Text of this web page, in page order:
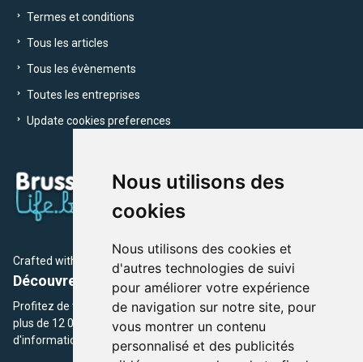
Nous utilisons des
cookies
Nous utilisons des cookies et
d'autres technologies de suivi
pour améliorer votre expérience
de navigation sur notre site, pour
vous montrer un contenu
personnalisé et des publicités
Termes et conditions
Tous les articles
Tous les évènements
Toutes les entreprises
Update cookies preferences
Crafted with by Brusselslife Team
Découvrez plus de 12 000 adresses et événements
Profitez de toutes les sections de BrusselsLife.be et découvrez
plus de 12 000 adresses et un grand choix d'événements,
d'informations et de conseils et astuces de notre écriture.